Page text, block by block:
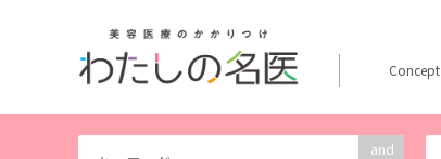
and
Concept